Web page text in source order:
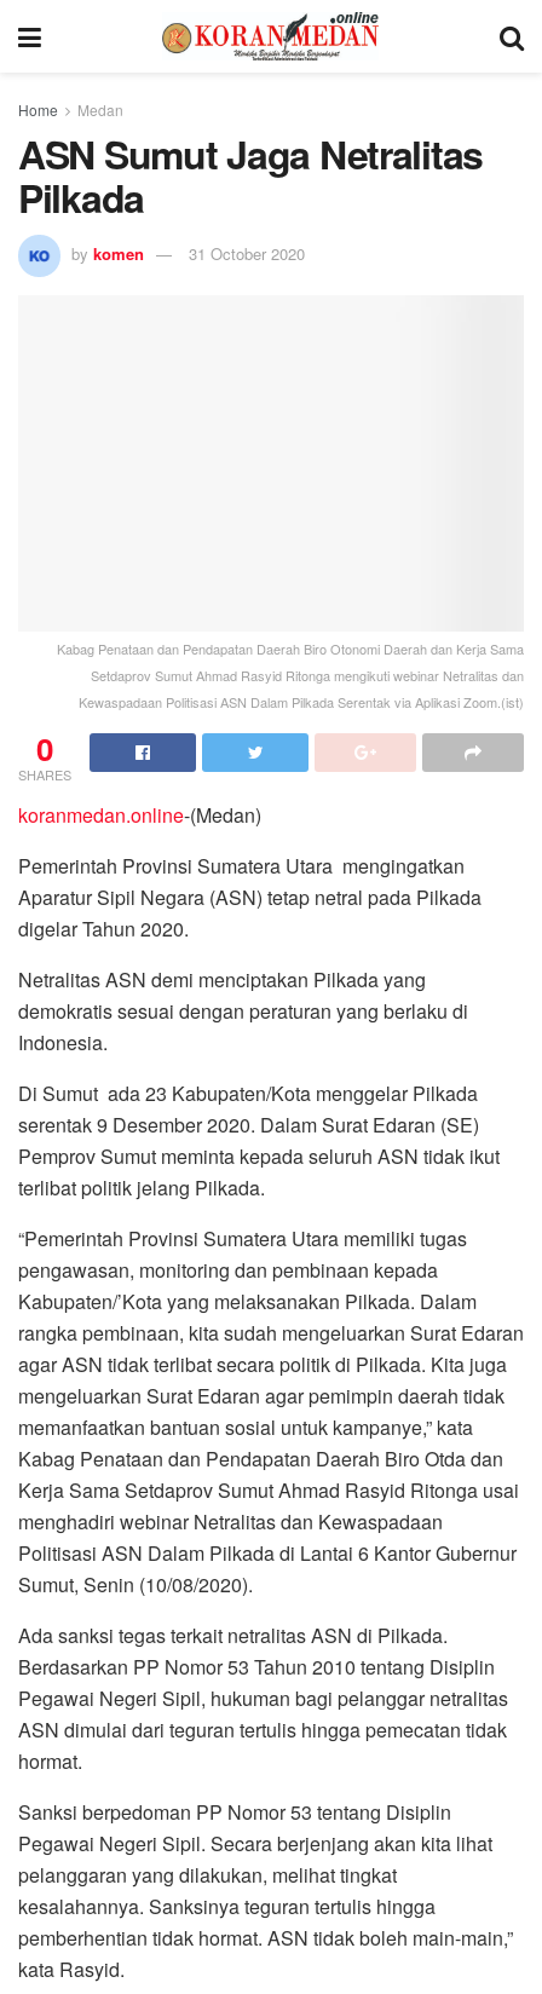
Home Medan
ASN Sumut Jaga Netralitas
Pilkada
by komen 31 October 2020
Kabag Penataan dan Pendapatan Daerah Biro Otonomi Daerah dan Kerja Sama
Setdaprov Sumut Ahmad Rasyid Ritonga mengikuti webinar Netralitas dan
Kewaspadaan Politisasi ASN Dalam Pilkada Serentak via Aplikasi Zoom.(ist)
0
SHARES
koranmedan.online-(Medan)
Pemerintah Provinsi Sumatera Utara mengingatkan
Aparatur Sipil Negara (ASN) tetap netral pada Pilkada
digelar Tahun 2020.
Netralitas ASN demi menciptakan Pilkada yang
demokratis sesuai dengan peraturan yang berlaku di
Indonesia.
Di Sumut ada 23 Kabupaten/Kota menggelar Pilkada
serentak 9 Desember 2020. Dalam Surat Edaran (SE)
Pemprov Sumut meminta kepada seluruh ASN tidak ikut
terlibat politik jelang Pilkada.
“Pemerintah Provinsi Sumatera Utara memiliki tugas
pengawasan, monitoring dan pembinaan kepada
Kabupaten/’Kota yang melaksanakan Pilkada. Dalam
rangka pembinaan, kita sudah mengeluarkan Surat Edaran
agar ASN tidak terlibat secara politik di Pilkada. Kita juga
mengeluarkan Surat Edaran agar pemimpin daerah tidak
memanfaatkan bantuan sosial untuk kampanye,” kata
Kabag Penataan dan Pendapatan Daerah Biro Otda dan
Kerja Sama Setdaprov Sumut Ahmad Rasyid Ritonga usai
menghadiri webinar Netralitas dan Kewaspadaan
Politisasi ASN Dalam Pilkada di Lantai 6 Kantor Gubernur
Sumut, Senin (10/08/2020).
Ada sanksi tegas terkait netralitas ASN di Pilkada.
Berdasarkan PP Nomor 53 Tahun 2010 tentang Disiplin
Pegawai Negeri Sipil, hukuman bagi pelanggar netralitas
ASN dimulai dari teguran tertulis hingga pemecatan tidak
hormat.
Sanksi berpedoman PP Nomor 53 tentang Disiplin
Pegawai Negeri Sipil. Secara berjenjang akan kita lihat
pelanggaran yang dilakukan, melihat tingkat
kesalahannya. Sanksinya teguran tertulis hingga
pemberhentian tidak hormat. ASN tidak boleh main-main,”
kata Rasyid.